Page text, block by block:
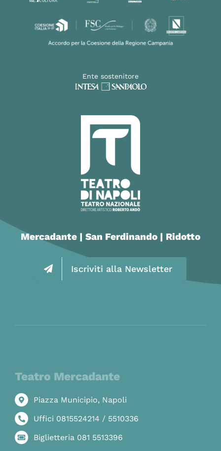
Ente sostenitore
Mercadante | San Ferdinando | Ridotto
Iscriviti alla Newsletter
Teatro Mercadante
Piazza Municipio, Napoli
Uffici 0815524214 / 5510336
Biglietteria 081 5513396